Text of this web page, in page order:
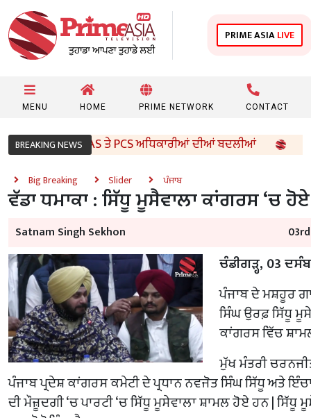
PRIME ASIALIVE
MENU HOME PRIME NETWORK CONTACT
BREAKING NEWS
ਵੱਲੋਂ 96 IAS ਤੇ PCS ਅਧਿਕਾਰੀਆਂ ਦੀਆਂ ਬਦਲੀਆਂ
Big Breaking Slider ਪੰਜਾਬ
ਵੱਡਾ ਧਮਾਕਾ : ਸਿੱਧੂ ਮੂਸੈਵਾਲਾ ਕਾਂਗਰਸ ‘ਚ
Satnam Singh Sekhon
ਚੰਡੀਗੜ੍ਹ, 03
ਪੰਜਾਬ ਦੇ ਮਸ਼ਹੂਰ
ਸਿੰਘ ਉਰਫ਼ ਸਿੱਧੂ
ਕਾਂਗਰਸ ਵਿੱਚ
ਮੁੱਖ ਮੰਤਰੀ
ਪੰਜਾਬ ਪ੍ਰਦੇਸ਼ ਕਾਂਗਰਸ ਕਮੇਟੀ ਦੇ ਪ੍ਰਧਾਨ ਨਵਜੋਤ ਸਿੰਘ ਸਿੱਧੂ ਅਤੇ
ਦੀ ਮੌਜ਼ੂਦਗੀ ‘ਚ ਪਾਰਟੀ ‘ਚ ਸਿੱਧੂ ਮੂਸੇਵਾਲਾ ਸ਼ਾਮਲ ਹੋਏ ਹਨ | ਸਿੱਧੂ